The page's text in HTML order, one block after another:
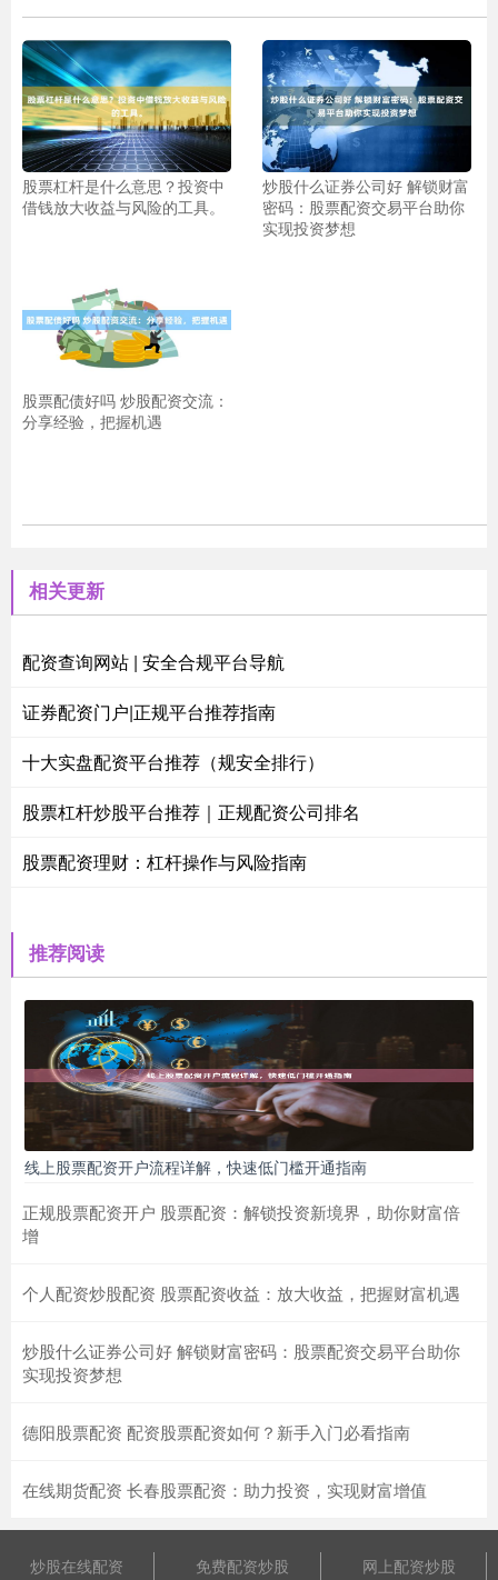
股票杠杆是什么意思？投资中
借钱放大收益与风险的工具。
炒股什么证券公司好 解锁财富
密码：股票配资交易平台助你
实现投资梦想
股票配债好吗 炒股配资交流：
分享经验，把握机遇
相关更新
配资查询网站 | 安全合规平台导航
证券配资门户|正规平台推荐指南
十大实盘配资平台推荐（规安全排行）
股票杠杆炒股平台推荐｜正规配资公司排名
股票配资理财：杠杆操作与风险指南
推荐阅读
线上股票配资开户流程详解，快速低门槛开通指南
正规股票配资开户 股票配资：解锁投资新境界，助你财富倍
增
个人配资炒股配资 股票配资收益：放大收益，把握财富机遇
炒股什么证券公司好 解锁财富密码：股票配资交易平台助你
实现投资梦想
德阳股票配资 配资股票配资如何？新手入门必看指南
在线期货配资 长春股票配资：助力投资，实现财富增值
炒股在线配资 免费配资炒股 网上配资炒股